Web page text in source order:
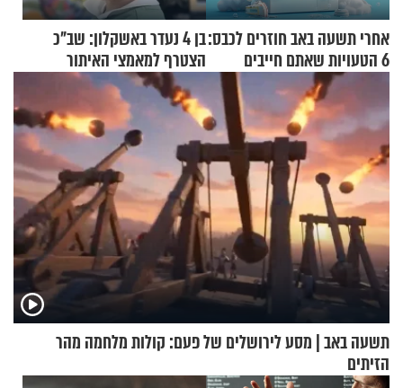
אחרי תשעה באב חוזרים לכבס:
6 הטעויות שאתם חייבים
להפסיק לעשות
בן 4 נעדר באשקלון: שב"כ
הצטרף למאמצי האיתור
תשעה באב | מסע לירושלים של פעם: קולות מלחמה מהר
הזיתים